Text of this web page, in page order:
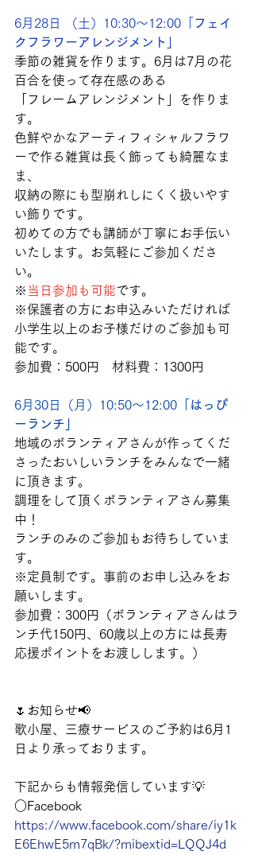
6月28日 （土）10:30～12:00「
フェイ
クフラワーアレンジメント」
季節の雑貨を作ります。6月は7月の花
百合を使って存在感のある
「フレームアレンジメント」を作りま
す。
色鮮やかなアーティフィシャルフラワ
ーで作る雑貨は長く飾っても綺麗なま
ま、
収納の際にも型崩れしにくく扱いやす
い飾りです。
初めての方でも講師が丁寧にお手伝い
いたします。お気軽にご参加くださ
い。
※ 当日参加も可能です。
※保護者の方にお申込みいただければ
小学生以上のお子様だけのご参加も可
能です。
参加費：500円　材料費：1300円
6月30日（月）10:50～12:00「
はっぴ
ーランチ」
地域のボランティアさんが作ってくだ
さったおいしいランチをみんなで一緒
に頂きます。
調理をして頂くボランティアさん募集
中！
ランチのみのご参加もお待ちしていま
す。
※定員制です。事前のお申し込みをお
願いします。
参加費：300円（ボランティアさんはラ
ンチ代150円、60歳以上の方には長寿
応援ポイントをお渡しします。）
🌷お知らせ📢
歌小屋、三療サービスのご予約は6月1
日より承っております。
下記からも情報発信しています💡
○Facebook
https://www.facebook.com/share/iy1k
E6EhwE5m7qBk/?mibextid=LQQJ4d